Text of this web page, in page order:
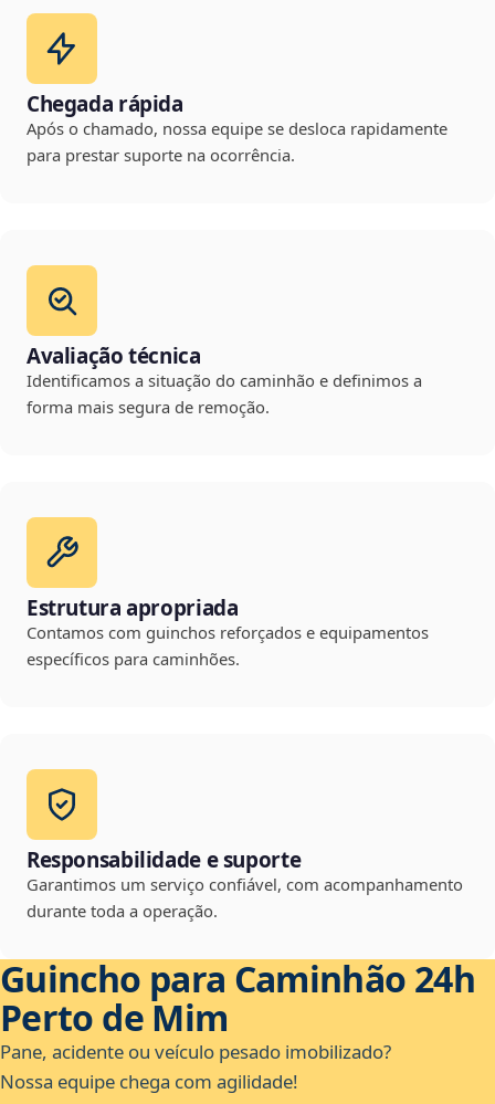
Chegada rápida
Após o chamado, nossa equipe se desloca rapidamente
para prestar suporte na ocorrência.
Avaliação técnica
Identificamos a situação do caminhão e definimos a
forma mais segura de remoção.
Estrutura apropriada
Contamos com guinchos reforçados e equipamentos
específicos para caminhões.
Responsabilidade e suporte
Garantimos um serviço confiável, com acompanhamento
durante toda a operação.
Guincho para Caminhão 24h
Perto de Mim
Pane, acidente ou veículo pesado imobilizado?
Nossa equipe chega com agilidade!